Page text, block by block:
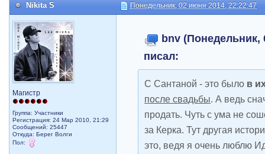
Nikita S Понедельник, 02 июня 2014, 22:22:47
Магистр
Группа: Участники
Регистрация: 24 Мар 2010, 21:29
Сообщений: 25447
Откуда: Берег Волги
Пол:
bnv (Понедельник,
писал:
С Сантаной - это было в
после свадьбы. А ведь
продать. Чуть с ума не
за Керка. Тут другая
это, ведя я очень люблю